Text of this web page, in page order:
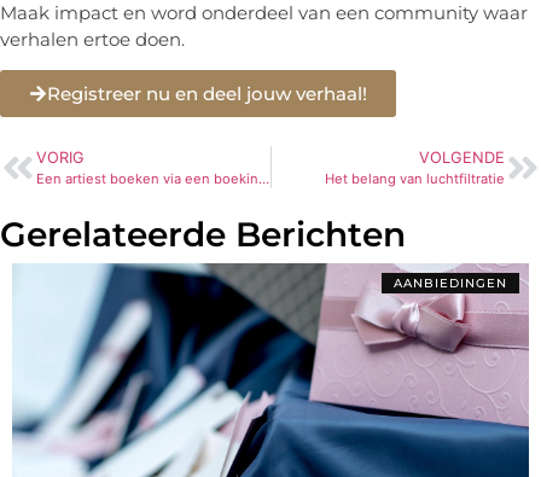
Maak impact en word onderdeel van een community waar
verhalen ertoe doen.
Registreer nu en deel jouw verhaal!
VORIG
Een artiest boeken via een boekingsbureau – De ultieme gids
VOLGENDE
Het belang van luchtfiltratie
Gerelateerde Berichten
AANBIEDINGEN